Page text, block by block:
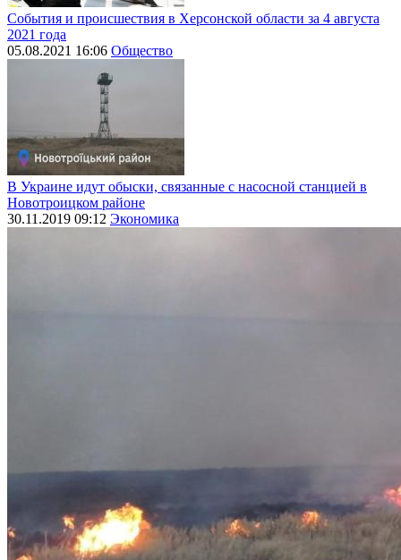
События и происшествия в Херсонской области за 4 августа
2021 года
05.08.2021 16:06 Общество
В Украине идут обыски, связанные с насосной станцией в
Новотроицком районе
30.11.2019 09:12 Экономика